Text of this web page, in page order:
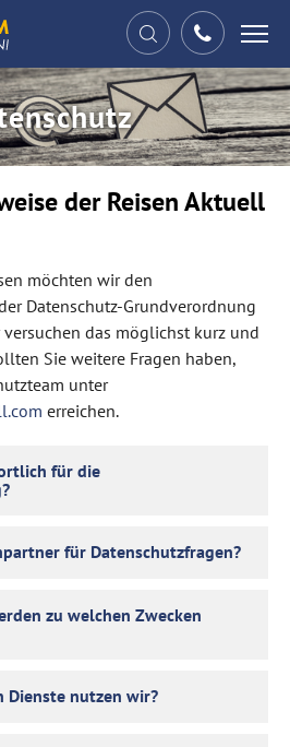
der Reisen Aktuell
möchten wir den
Datenschutz-Grundverordnung
versuchen das möglichst kurz und
Sie weitere Fragen haben,
unter
erreichen.
für die
für Datenschutzfragen?
zu welchen Zwecken
Dienste nutzen wir?